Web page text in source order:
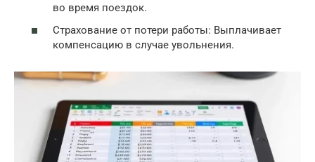
во время поездок.
Страхование от потери работы: Выплачивает
компенсацию в случае увольнения.